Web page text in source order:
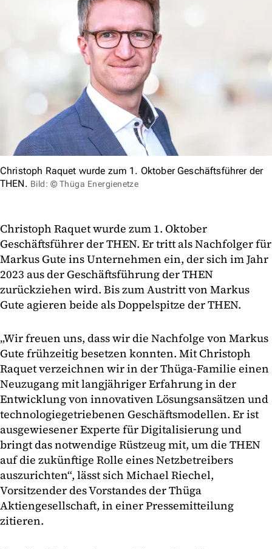
Christoph Raquet wurde zum 1. Oktober Geschäftsführer der
THEN. Bild: © Thüga Energienetze
Christoph Raquet wurde zum 1. Oktober
Geschäftsführer der THEN. Er tritt als Nachfolger für
Markus Gute ins Unternehmen ein, der sich im Jahr
2023 aus der Geschäftsführung der THEN
zurückziehen wird. Bis zum Austritt von Markus
Gute agieren beide als Doppelspitze der THEN.
„Wir freuen uns, dass wir die Nachfolge von Markus
Gute frühzeitig besetzen konnten. Mit Christoph
Raquet verzeichnen wir in der Thüga-Familie einen
Neuzugang mit langjähriger Erfahrung in der
Entwicklung von innovativen Lösungsansätzen und
technologiegetriebenen Geschäftsmodellen. Er ist
ausgewiesener Experte für Digitalisierung und
bringt das notwendige Rüstzeug mit, um die THEN
auf die zukünftige Rolle eines Netzbetreibers
auszurichten“, lässt sich Michael Riechel,
Vorsitzender des Vorstandes der Thüga
Aktiengesellschaft, in einer Pressemitteilung
zitieren.